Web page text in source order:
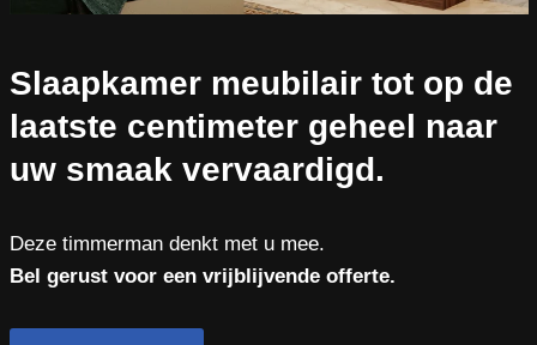
Slaapkamer meubilair tot op de
laatste centimeter geheel naar
uw smaak vervaardigd.
Deze timmerman denkt met u mee.
Bel gerust voor een vrijblijvende offerte.